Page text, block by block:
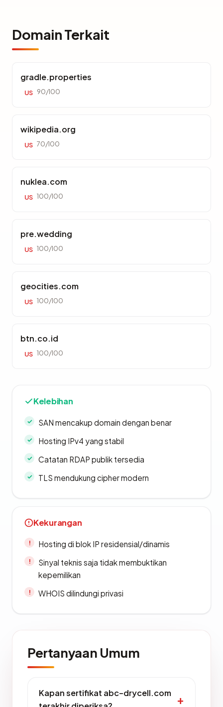
Domain Terkait
gradle.properties
US 90/100
wikipedia.org
US 70/100
nuklea.com
US 100/100
pre.wedding
US 100/100
geocities.com
US 100/100
btn.co.id
US 100/100
Kelebihan
SAN mencakup domain dengan benar
Hosting IPv4 yang stabil
Catatan RDAP publik tersedia
TLS mendukung cipher modern
Kekurangan
Hosting di blok IP residensial/dinamis
Sinyal teknis saja tidak membuktikan
kepemilikan
WHOIS dilindungi privasi
Pertanyaan Umum
Kapan sertifikat abc-drycell.com